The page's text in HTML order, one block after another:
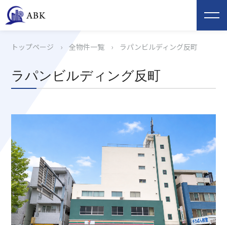
トップページ › 全物件一覧 › ラパンビルディング反町
ラパンビルディング反町